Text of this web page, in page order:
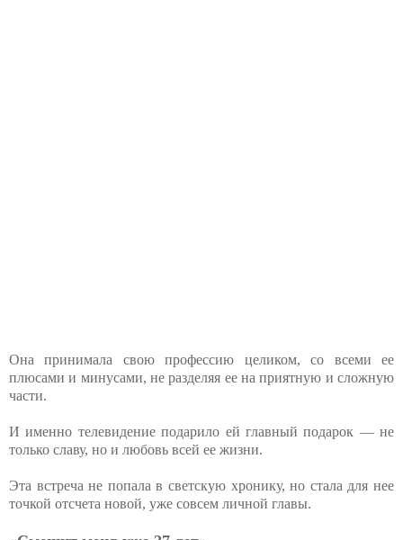
Она принимала свою профессию целиком, со всеми ее
плюсами и минусами, не разделяя ее на приятную и сложную
части.
И именно телевидение подарило ей главный подарок — не
только славу, но и любовь всей ее жизни.
Эта встреча не попала в светскую хронику, но стала для нее
точкой отсчета новой, уже совсем личной главы.